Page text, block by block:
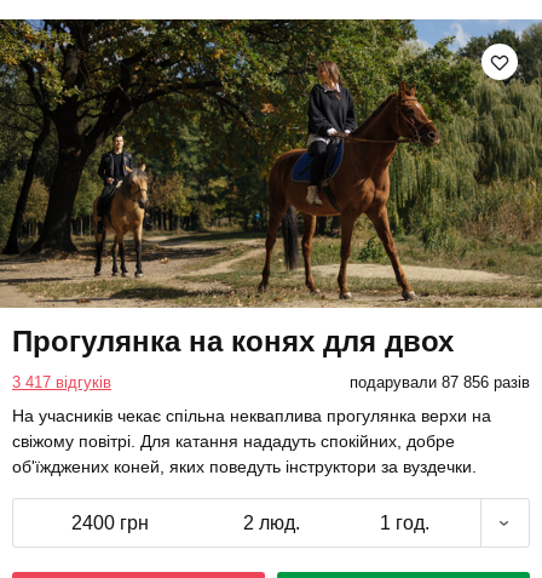
Прогулянка на конях для двох
3 417 відгуків подарували 87 856 разів
На учасників чекає спільна некваплива прогулянка верхи на
свіжому повітрі. Для катання нададуть спокійних, добре
об'їжджених коней, яких поведуть інструктори за вуздечки.
2400 грн 2 люд. 1 год.